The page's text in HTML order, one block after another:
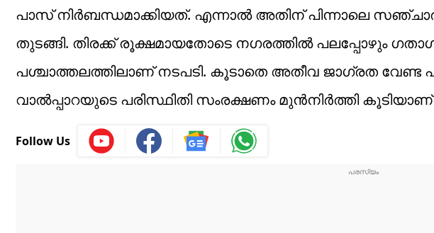
പാസ് നിർബന്ധമാക്കിയത്. എന്നാൽ അതിന് പിന്നാലെ
തുടങ്ങി. തിരക്ക് രൂക്ഷമായതോടെ നഗരത്തിൽ പലപ്പോഴും
പശ്ചാത്തലത്തിലാണ് നടപടി. കൂടാതെ അതീവ ജാ​ഗ്രത വേണ്ട
വാൽപ്പാറയുടെ പരിസ്ഥിതി സംരക്ഷണം മുൻനിർത്തി
Follow Us